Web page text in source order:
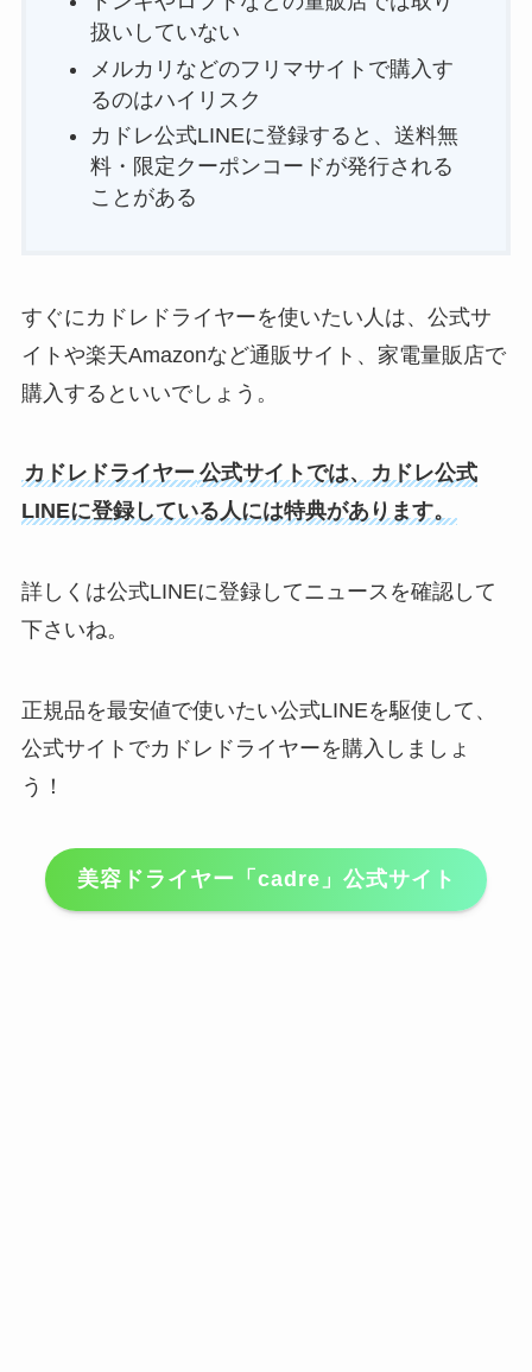
扱いしていない
メルカリなどのフリマサイトで購入す
るのはハイリスク
カドレ公式LINEに登録すると、送料無
料・限定クーポンコードが発行される
ことがある
すぐにカドレドライヤーを使いたい人は、公式サ
イトや楽天Amazonなど通販サイト、家電量販店で
購入するといいでしょう。
カドレドライヤー 公式サイトでは、カドレ公式
LINEに登録している人には特典があります。
詳しくは公式LINEに登録してニュースを確認して
下さいね。
正規品を最安値で使いたい公式LINEを駆使して、
公式サイトでカドレドライヤーを購入しましょ
う！
美容ドライヤー「cadre」公式サイト